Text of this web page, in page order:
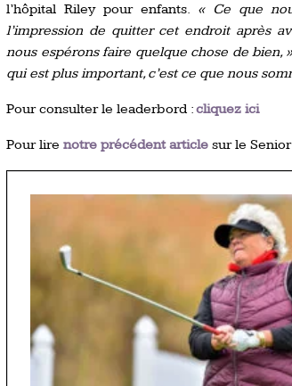
l’hôpital Riley pour enfants. « Ce que
l’impression de quitter cet endroit après
nous espérons faire quelque chose de bien, »
qui est plus important, c’est ce que nous
Pour consulter le leaderbord :cliquez ici
Pour lire notre précédent article sur le